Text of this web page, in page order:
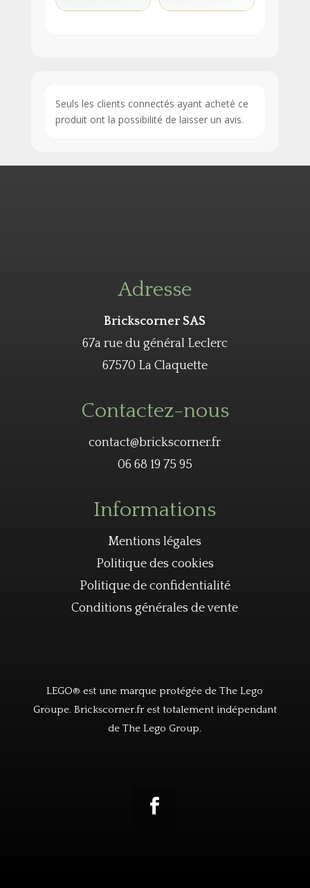
Seuls les clients connectés ayant acheté ce
produit ont la possibilité de laisser un avis.
Adresse
Brickscorner SAS
67a rue du général Leclerc
67570 La Claquette
Contactez-nous
contact@brickscorner.fr
06 68 19 75 95
Informations
Mentions légales
Politique des cookies
Politique de confidentialité
Conditions générales de vente
LEGO® est une marque protégée de The Lego
Groupe. Brickscorner.fr est totalement indépendant
de The Lego Group.